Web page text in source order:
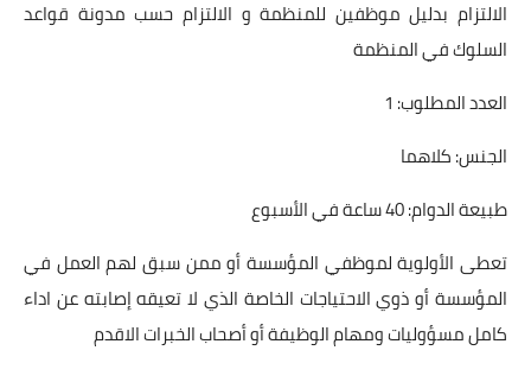
الالتزام بدليل موظفين للمنظمة و الالتزام حسب مدونة قواعد
السلوك في المنظمة
العدد المطلوب: 1
الجنس: كلاهما
طبيعة الدوام: 40 ساعة في الأسبوع
تعطى الأولوية لموظفي المؤسسة أو ممن سبق لهم العمل في
المؤسسة أو ذوي الاحتياجات الخاصة الذي لا تعيقه إصابته عن اداء
كامل مسؤوليات ومهام الوظيفة أو أصحاب الخبرات الاقدم